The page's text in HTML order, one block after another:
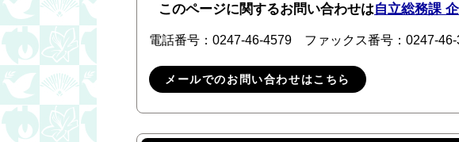
このページに関するお問い合わせは自立総務課
電話番号：0247-46-4579 ファックス番号：0247-46-
メールでのお問い合わせはこちら